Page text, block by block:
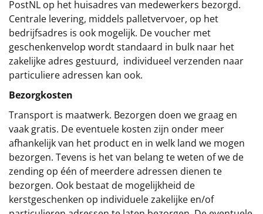
PostNL op het huisadres van medewerkers bezorgd.
Centrale levering, middels palletvervoer, op het
bedrijfsadres is ook mogelijk. De voucher met
geschenkenvelop wordt standaard in bulk naar het
zakelijke adres gestuurd, individueel verzenden naar
particuliere adressen kan ook.
Bezorgkosten
Transport is maatwerk. Bezorgen doen we graag en
vaak gratis. De eventuele kosten zijn onder meer
afhankelijk van het product en in welk land we mogen
bezorgen. Tevens is het van belang te weten of we de
zending op één of meerdere adressen dienen te
bezorgen. Ook bestaat de mogelijkheid de
kerstgeschenken op individuele zakelijke en/of